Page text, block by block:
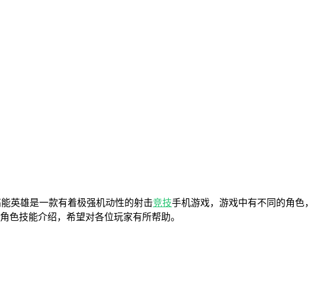
英雄是一款有着极强机动性的射击竞技手机游戏，游戏中有不同的角色，
色技能介绍，希望对各位玩家有所帮助。